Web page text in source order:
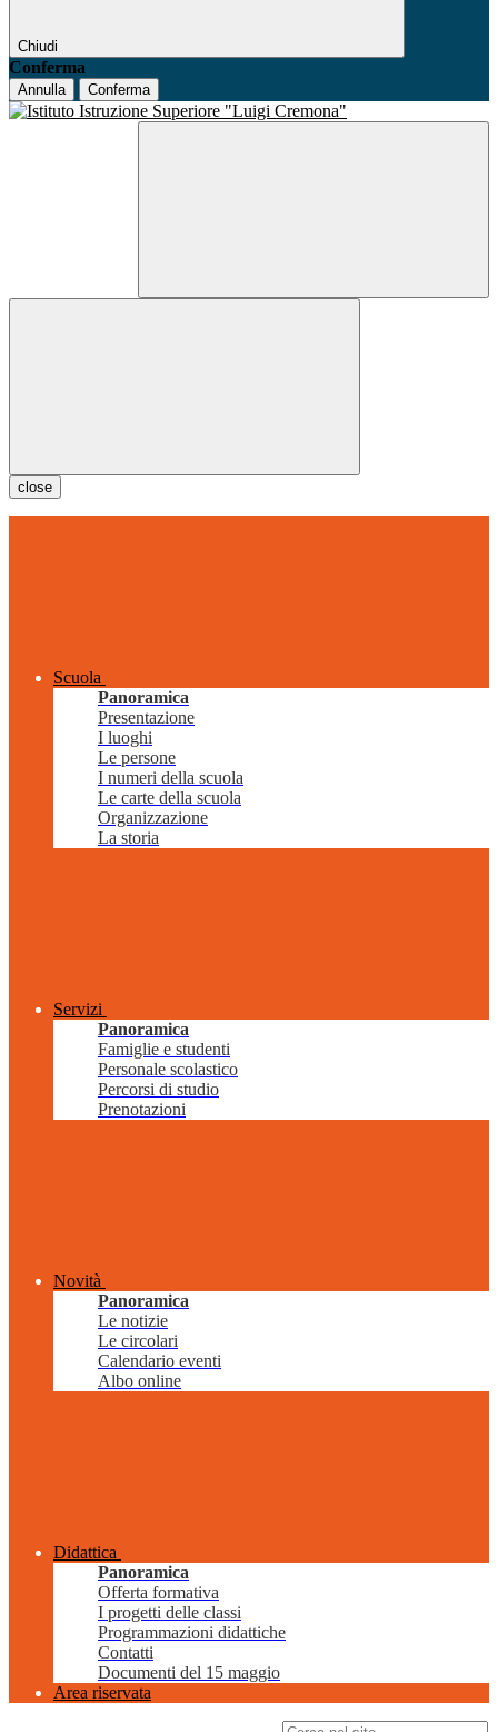
Chiudi
Conferma
Annulla Conferma
close
Scuola
Panoramica
Presentazione
I luoghi
Le persone
I numeri della scuola
Le carte della scuola
Organizzazione
La storia
Servizi
Panoramica
Famiglie e studenti
Personale scolastico
Percorsi di studio
Prenotazioni
Novità
Panoramica
Le notizie
Le circolari
Calendario eventi
Albo online
Didattica
Panoramica
Offerta formativa
I progetti delle classi
Programmazioni didattiche
Contatti
Documenti del 15 maggio
Area riservata